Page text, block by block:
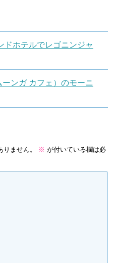
ドホテルでレゴニンジャ
ンガ カフェ）のモーニ
ません。 ※ が付いている欄は必